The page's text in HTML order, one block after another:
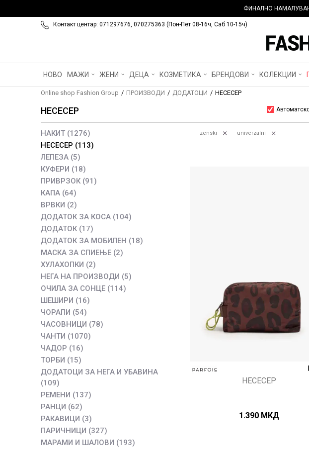
ФИНАЛНО НАМАЛУВАЊЕ
Контакт центар: 071297676, 070275363 (Пон-Пет 08-16ч, Саб 10-15ч)
НОВО МАЖИ ЖЕНИ ДЕЦА КОЗМЕТИКА БРЕНДОВИ КОЛЕКЦИИ
Online shop Fashion Group ПРОИЗВОДИ ДОДАТОЦИ НЕСЕСЕР
НЕСЕСЕР
НАКИТ (1276)
НЕСЕСЕР (113)
ЛЕПЕЗА (5)
КУФЕРИ (18)
ПРИВРЗОК (91)
КАПА (64)
ВРВКИ (2)
ДОДАТОК ЗА КОСА (104)
ДОДАТОК (17)
ДОДАТОК ЗА МОБИЛЕН (18)
МАСКА ЗА СПИЕЊЕ (2)
ХУЛАХОПКИ (2)
НЕГА НА ПРОИЗВОДИ (5)
ОЧИЛА ЗА СОНЦЕ (114)
ШЕШИРИ (16)
ЧОРАПИ (54)
ЧАСОВНИЦИ (78)
ЧАНТИ (1070)
ЧАДОР (16)
ТОРБИ (15)
ДОДАТОЦИ ЗА НЕГА И УБАВИНА
(109)
РЕМЕНИ (137)
РАНЦИ (62)
РАКАВИЦИ (3)
ПАРИЧНИЦИ (327)
МАРАМИ И ШАЛОВИ (193)
zenski univerzalni
НЕСЕСЕР
1.390 МКД